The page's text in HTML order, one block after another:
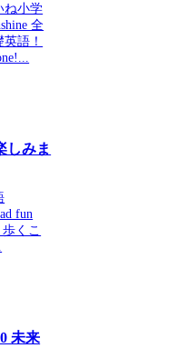
ね小学
全
語！
しみま
fun
くこ
未来